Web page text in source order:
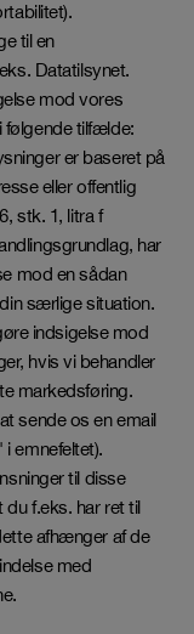
til en
Datatilsynet.
mod vores
følgende tilfælde:
er baseret på
eller offentlig
stk. 1, litra f
har
mod en sådan
særlige situation.
indsigelse mod
hvis vi behandler
markedsføring.
sende os en email
i emnefeltet).
til disse
du f.eks. har ret til
afhænger af de
med